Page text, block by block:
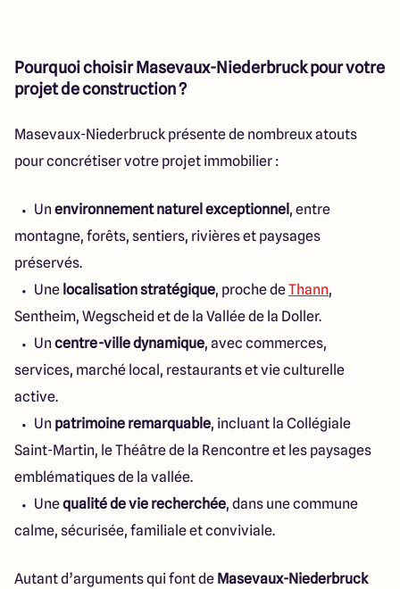
Pourquoi choisir Masevaux-Niederbruck pour votre
projet de construction ?
Masevaux-Niederbruck présente de nombreux atouts
pour concrétiser votre projet immobilier :
Un environnement naturel exceptionnel , entre
montagne, forêts, sentiers, rivières et paysages
préservés.
Une localisation stratégique, proche deThann,
Sentheim, Wegscheid et de la Vallée de la Doller.
Un centre-ville dynamique, avec commerces,
services, marché local, restaurants et vie culturelle
active.
Un patrimoine remarquable, incluant la Collégiale
Saint-Martin, le Théâtre de la Rencontre et les paysages
emblématiques de la vallée.
Unequalité de vie recherchée, dans une commune
calme, sécurisée, familiale et conviviale.
Autant d’arguments qui font de Masevaux-Niederbruck